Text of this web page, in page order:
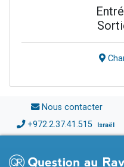
Nous contacter
+972.2.37.41.515 Israël